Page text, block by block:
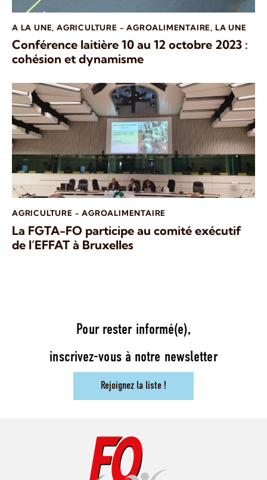
A LA UNE,AGRICULTURE - AGROALIMENTAIRE, LA UNE
Conférence laitière 10 au 12 octobre 2023 :
cohésion et dynamisme
AGRICULTURE - AGROALIMENTAIRE
La FGTA-FO participe au comité exécutif
de l’EFFAT à Bruxelles
Pour rester informé(e),
inscrivez-vous à notre newsletter
Rejoignez la liste !